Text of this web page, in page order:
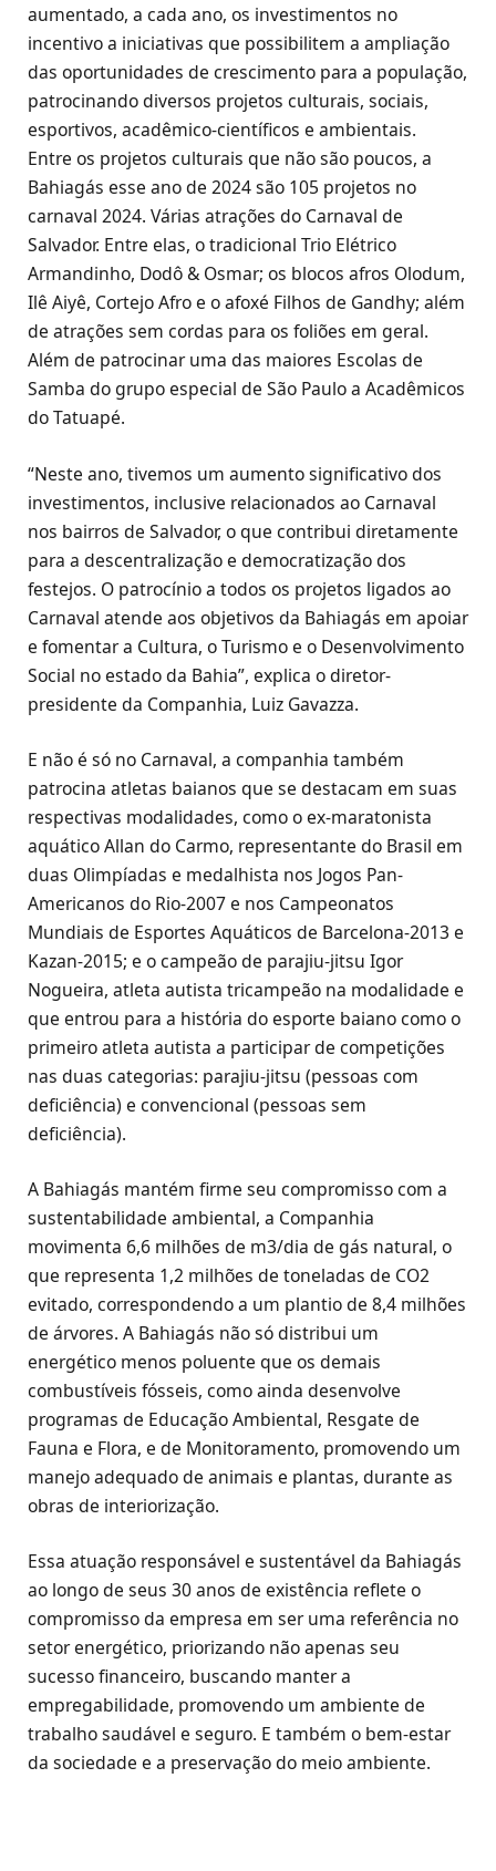
aumentado, a cada ano, os investimentos no
incentivo a iniciativas que possibilitem a ampliação
das oportunidades de crescimento para a população,
patrocinando diversos projetos culturais, sociais,
esportivos, acadêmico-científicos e ambientais.
Entre os projetos culturais que não são poucos, a
Bahiagás esse ano de 2024 são 105 projetos no
carnaval 2024. Várias atrações do Carnaval de
Salvador. Entre elas, o tradicional Trio Elétrico
Armandinho, Dodô & Osmar; os blocos afros Olodum,
Ilê Aiyê, Cortejo Afro e o afoxé Filhos de Gandhy; além
de atrações sem cordas para os foliões em geral.
Além de patrocinar uma das maiores Escolas de
Samba do grupo especial de São Paulo a Acadêmicos
do Tatuapé.
“Neste ano, tivemos um aumento significativo dos
investimentos, inclusive relacionados ao Carnaval
nos bairros de Salvador, o que contribui diretamente
para a descentralização e democratização dos
festejos. O patrocínio a todos os projetos ligados ao
Carnaval atende aos objetivos da Bahiagás em apoiar
e fomentar a Cultura, o Turismo e o Desenvolvimento
Social no estado da Bahia”, explica o diretor-
presidente da Companhia, Luiz Gavazza.
E não é só no Carnaval, a companhia também
patrocina atletas baianos que se destacam em suas
respectivas modalidades, como o ex-maratonista
aquático Allan do Carmo, representante do Brasil em
duas Olimpíadas e medalhista nos Jogos Pan-
Americanos do Rio-2007 e nos Campeonatos
Mundiais de Esportes Aquáticos de Barcelona-2013 e
Kazan-2015; e o campeão de parajiu-jitsu Igor
Nogueira, atleta autista tricampeão na modalidade e
que entrou para a história do esporte baiano como o
primeiro atleta autista a participar de competições
nas duas categorias: parajiu-jitsu (pessoas com
deficiência) e convencional (pessoas sem
deficiência).
A Bahiagás mantém firme seu compromisso com a
sustentabilidade ambiental, a Companhia
movimenta 6,6 milhões de m3/dia de gás natural, o
que representa 1,2 milhões de toneladas de CO2
evitado, correspondendo a um plantio de 8,4 milhões
de árvores. A Bahiagás não só distribui um
energético menos poluente que os demais
combustíveis fósseis, como ainda desenvolve
programas de Educação Ambiental, Resgate de
Fauna e Flora, e de Monitoramento, promovendo um
manejo adequado de animais e plantas, durante as
obras de interiorização.
Essa atuação responsável e sustentável da Bahiagás
ao longo de seus 30 anos de existência reflete o
compromisso da empresa em ser uma referência no
setor energético, priorizando não apenas seu
sucesso financeiro, buscando manter a
empregabilidade, promovendo um ambiente de
trabalho saudável e seguro. E também o bem-estar
da sociedade e a preservação do meio ambiente.